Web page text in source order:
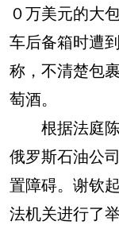
０万美元的大
车后备箱时遭
称，不清楚包
萄酒。
根据法庭陈
俄罗斯石油公
置障碍。谢钦
法机关进行了举